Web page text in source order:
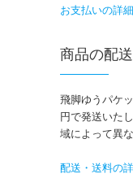
お支払いの詳
商品の配
飛脚ゆうパケ
円で発送いた
域によって異
配送・送料の